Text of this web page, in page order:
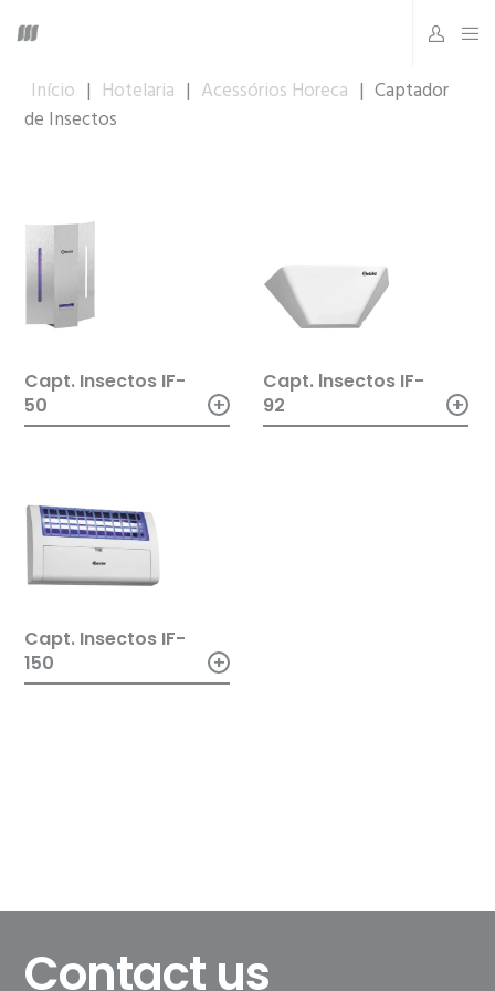
Início | Hotelaria | Acessórios Horeca | Captador
de Insectos
Capt. Insectos IF-
50
+
Capt. lnsectos IF-
92
+
Capt. Insectos IF-
150
+
Contact us